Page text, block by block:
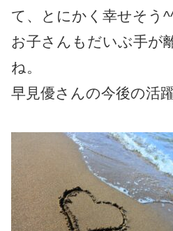
て、とにかく幸せそう
お子さんもだいぶ手が
ね。
早見優さんの今後の活